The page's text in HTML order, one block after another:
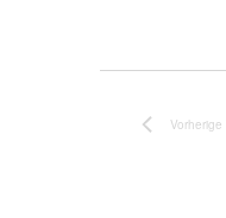
Vorherige